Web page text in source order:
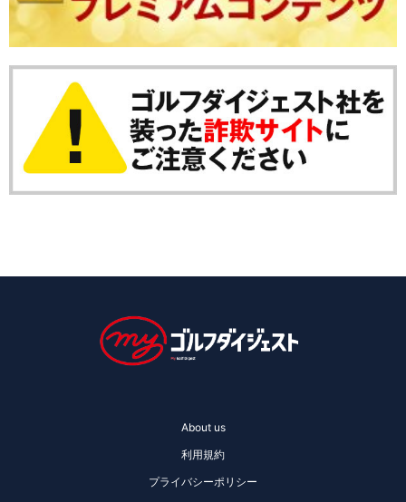
About us
利用規約
プライバシーポリシー